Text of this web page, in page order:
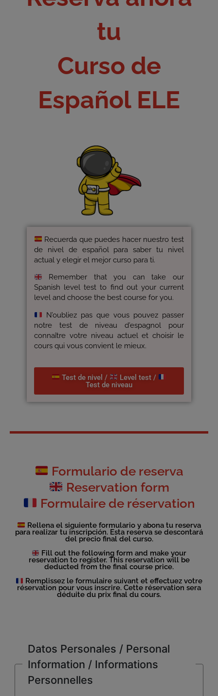
tu
Curso de
Español ELE
Recuerda que puedes hacer nuestro test
de nivel de español para saber tu nivel
actual y elegir el mejor curso para ti.
Remember that you can take our
Spanish level test to find out your current
level and choose the best course for you.
N’oubliez pas que vous pouvez passer
notre test de niveau d’espagnol pour
connaître votre niveau actuel et choisir le
cours qui vous convient le mieux.
Test de nivel /
Level test /
Test de niveau
Formulario de reserva
Reservation form
Formulaire de réservation
Rellena el siguiente formulario y abona tu reserva
para realizar tu inscripción. Esta reserva se descontará
del precio final del curso.
Fill out the following form and make your
reservation to register. This reservation will be
deducted from the final course price.
Remplissez le formulaire suivant et effectuez votre
réservation pour vous inscrire. Cette réservation sera
déduite du prix final du cours.
Datos Personales / Personal
Information / Informations
Personnelles